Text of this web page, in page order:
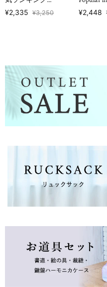
TOP19】
¥2,335 ¥3,250 ¥2,448